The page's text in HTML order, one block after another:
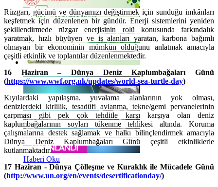
Haberi Oku
Haberi Oku
Rüzgarı, gücünü ve dünyamızı değiştirmek için sunduğu imkânları
keşfetmek için düzenlenen bir gündür. Enerji sistemlerini yeniden
şekillendirmede rüzgar enerjisinin rolü konusunda farkındalık
yaratmak, hızlı büyüyen ve iş alanları yaratan, karbona bağımlı
olmayan bir ekonominin mümkün olduğunu anlatmak amacıyla
çeşitli etkinlik ve toplantılar düzenlenmektedir.
16 Haziran – Dünya Deniz Kaplumbağaları Günü
(https://www.wwf.org.uk/updates/world-sea-turtle-day)
Kıyılardaki yapılaşma, yuvalama alanlarının yok olması,
denizlerdeki kirlilik, tesadüfi avlanma, tekne/gemi pervanelerinin
çarpması gibi pek çok tehditle karşı karşıya olan deniz
kaplumbağalarının soyları tükenme tehlikesi altında. Koruma
çalışmalarına destek sağlamak ve halkı bilinçlendirmek amacıyla
Dünya Deniz Kaplumbağaları Günü çeşitli etkinliklerle
kutlanmaktadır.
17 Haziran - Dünya Çölleşme ve Kuraklık ile Mücadele Günü
(http://www.un.org/en/events/desertificationday/)